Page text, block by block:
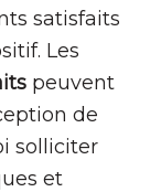
satisfaits
Les
peuvent
de
solliciter
et